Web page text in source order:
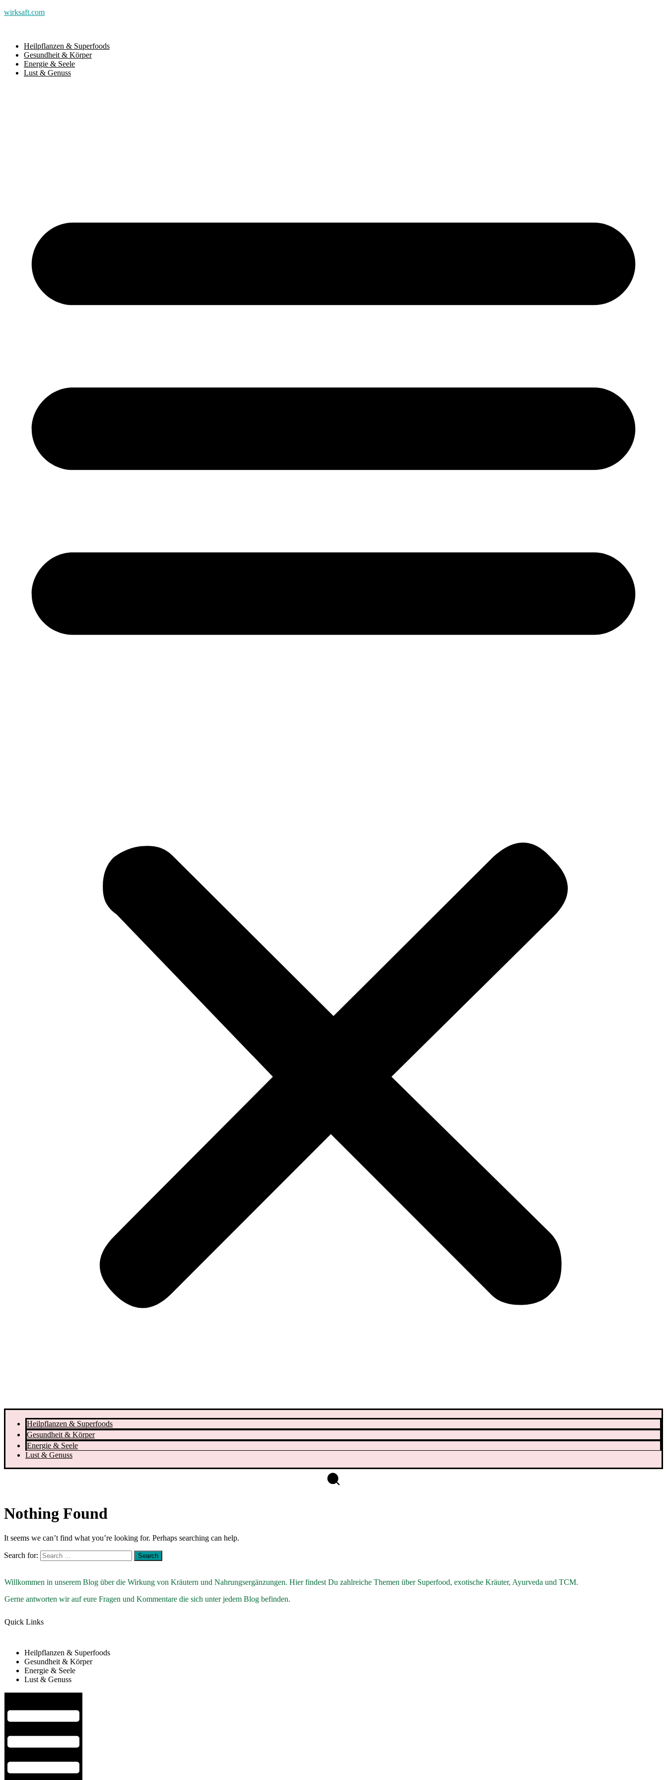
wirksaft.com
Heilpflanzen & Superfoods
Gesundheit & Körper
Energie & Seele
Lust & Genuss
Heilpflanzen & Superfoods
Gesundheit & Körper
Energie & Seele
Lust & Genuss
Nothing Found
It seems we can’t find what you’re looking for. Perhaps searching can help.
Search for:
Willkommen in unserem Blog über die Wirkung von Kräutern und Nahrungsergänzungen. Hier findest Du zahlreiche Themen über Superfood, exotische Kräuter, Ayurveda und TCM.
Gerne antworten wir auf eure Fragen und Kommentare die sich unter jedem Blog befinden.
Quick Links
Heilpflanzen & Superfoods
Gesundheit & Körper
Energie & Seele
Lust & Genuss